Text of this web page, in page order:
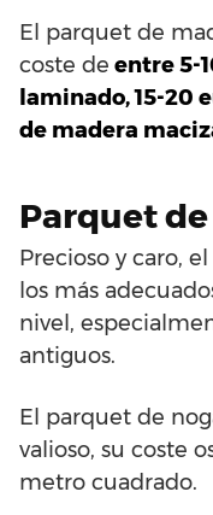
El parquet de
coste de entre 5-
laminado, 15-20
de madera
Parquet
Precioso y caro,
los más
nivel,
antiguos.
El parquet de
valioso, su coste
metro cuadrado.